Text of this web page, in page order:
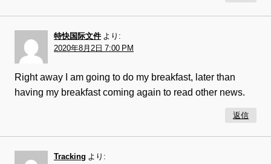
特快国际文件 より:
2020年8月2日 7:00 PM
Right away I am going to do my breakfast, later than
having my breakfast coming again to read other news.
返信
Tracking より: